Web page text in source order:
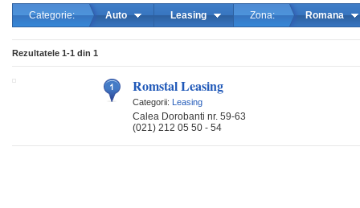
Categorie: Auto Leasing Zona: Romana
Rezultatele 1-1 din 1
Romstal Leasing
Categorii: Leasing
Calea Dorobanti nr. 59-63
(021) 212 05 50 - 54